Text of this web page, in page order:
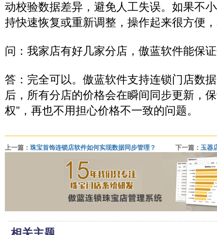
动校验数据差异，避免人工失误。如果不
持快速恢复或重新调整，操作起来很方便
问：我家店有好几家分店，傲蓝软件能保
答：完全可以。傲蓝软件支持连锁门店数
后，所有分店的价格会在瞬间同步更新，
权”，再也不用担心价格不一致的问题。
上一篇： 珠宝首饰连锁店软件如何实现数据同步管理？ 下一篇： 玉器